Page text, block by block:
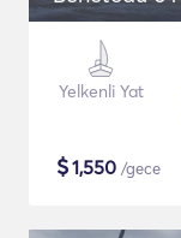
Yelkenli Yat
$1,550 /gece